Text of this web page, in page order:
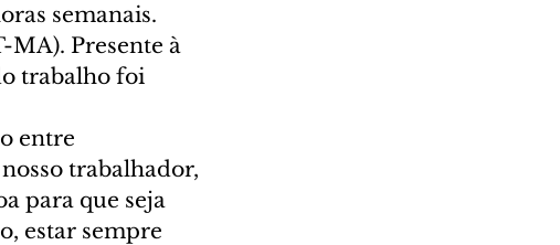
semanais.
MA). Presente à
trabalho foi
entre
trabalhador,
para que seja
estar sempre